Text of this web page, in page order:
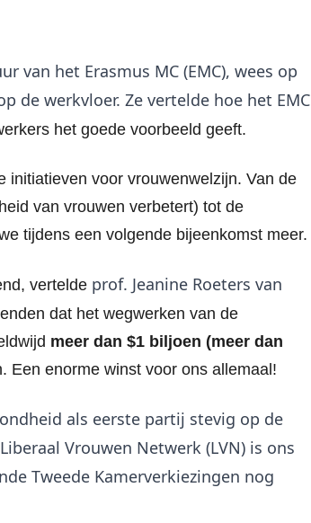
van het Erasmus MC (EMC), wees op
de werkvloer. Ze vertelde hoe het EMC
het goede voorbeeld geeft.
initiatieven voor vrouwenwelzijn. Van de
van vrouwen verbetert) tot de
tijdens een volgende bijeenkomst meer.
vertelde prof. Jeanine Roeters van
dat het wegwerken van de
meer dan $1 biljoen (meer dan
Een enorme winst voor ons allemaal!
als eerste partij stevig op de
Vrouwen Netwerk (LVN) is ons
Tweede Kamerverkiezingen nog